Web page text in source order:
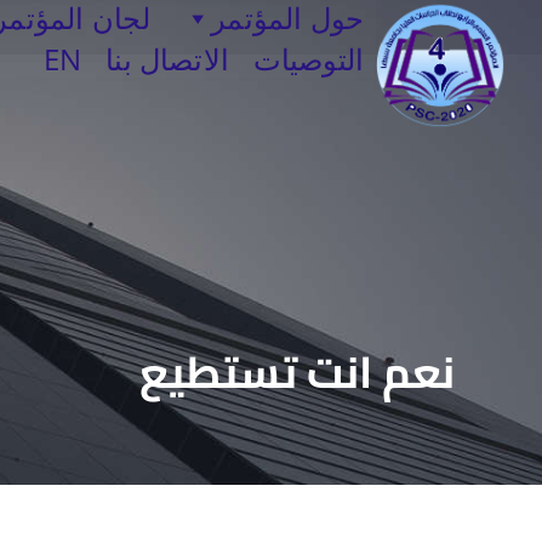
حول المؤتمر لجان المؤتمر
التوصيات
الاتصال بنا EN
نعم انت تستطيع